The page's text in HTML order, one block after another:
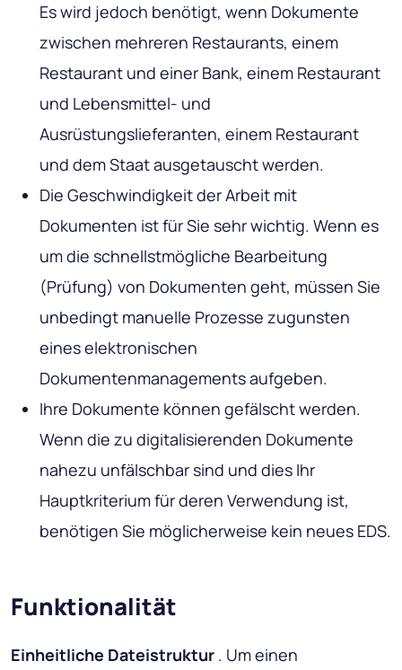
Es wird jedoch benötigt, wenn Dokumente
zwischen mehreren Restaurants, einem
Restaurant und einer Bank, einem Restaurant
und Lebensmittel- und
Ausrüstungslieferanten, einem Restaurant
und dem Staat ausgetauscht werden.
Die Geschwindigkeit der Arbeit mit
Dokumenten ist für Sie sehr wichtig. Wenn es
um die schnellstmögliche Bearbeitung
(Prüfung) von Dokumenten geht, müssen Sie
unbedingt manuelle Prozesse zugunsten
eines elektronischen
Dokumentenmanagements aufgeben.
Ihre Dokumente können gefälscht werden.
Wenn die zu digitalisierenden Dokumente
nahezu unfälschbar sind und dies Ihr
Hauptkriterium für deren Verwendung ist,
benötigen Sie möglicherweise kein neues EDS.
Funktionalität
Einheitliche Dateistruktur . Um einen